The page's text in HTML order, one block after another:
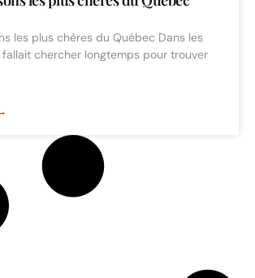
les plus chères du Québec Dans les
chercher longtemps pour trouver